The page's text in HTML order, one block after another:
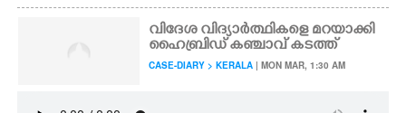
വിദേശ വിദ്യാർത്ഥികളെ മറയാക്കി
ഹൈബ്രിഡ് കഞ്ചാവ് കടത്ത്
CASE-DIARY > KERALA | MON MAR, 1:30 AM